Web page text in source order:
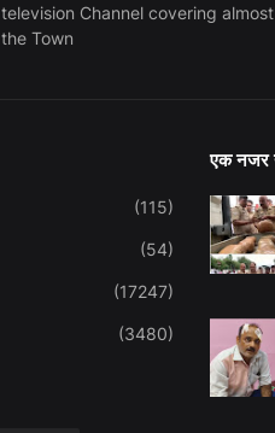
television Channel covering
the Town
(115)
(54)
(17247)
(3480)
एक नजर